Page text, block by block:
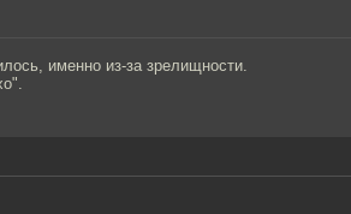
именно из-за зрелищности.